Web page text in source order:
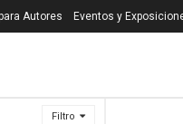
Filtro
Autores Eventos y